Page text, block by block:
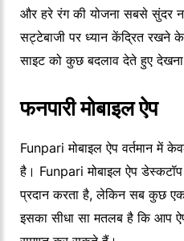
और हरे रंग की योजना सबसे सुंदर
सट्टेबाजी पर ध्यान केंद्रित रखने
साइट को कुछ बदलाव देते हुए देखना
फनपारी मोबाइल ऐप
Funpari मोबाइल ऐप वर्तमान में
है। Funpari मोबाइल ऐप
प्रदान करता है, लेकिन सब कुछ एक
इसका सीधा सा मतलब है कि आप